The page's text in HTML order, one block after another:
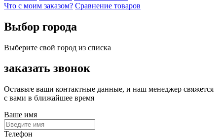
Что с моим заказом? Сравнение товаров
Выбор города
Выберите свой город из списка
заказать звонок
Оставьте ваши контактные данные, и наш менеджер свяжется
с вами в ближайшее время
Ваше имя
Телефон